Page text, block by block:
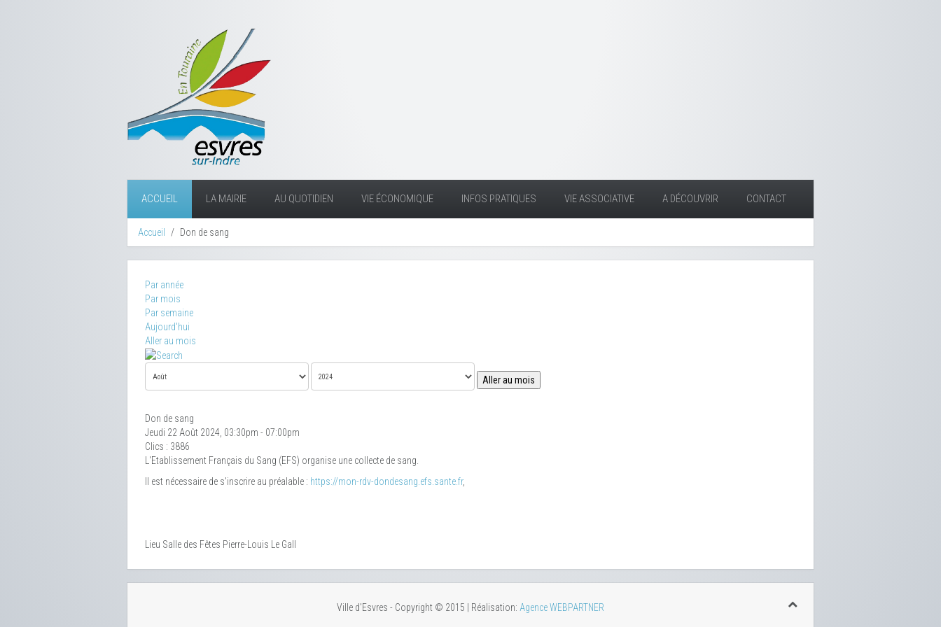
ACCUEIL LA MAIRIE AU QUOTIDIEN VIE ÉCONOMIQUE INFOS PRATIQUES VIE ASSOCIATIVE A DÉCOUVRIR CONTACT
Accueil Don de sang
Par année
Par mois
Par semaine
Aujourd'hui
Aller au mois
Aller au mois
Don de sang
Jeudi 22 Août 2024, 03:30pm - 07:00pm
Clics : 3886
L'Etablissement Français du Sang (EFS) organise une collecte de sang.
Il est nécessaire de s'inscrire au préalable : https://mon-rdv-dondesang.efs.sante.fr,
Lieu Salle des Fêtes Pierre-Louis Le Gall
Ville d'Esvres - Copyright © 2015 | Réalisation: Agence WEBPARTNER